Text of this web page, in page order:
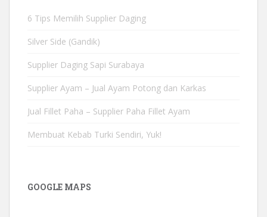
6 Tips Memilih Supplier Daging
Silver Side (Gandik)
Supplier Daging Sapi Surabaya
Supplier Ayam – Jual Ayam Potong dan Karkas
Jual Fillet Paha – Supplier Paha Fillet Ayam
Membuat Kebab Turki Sendiri, Yuk!
GOOGLE MAPS